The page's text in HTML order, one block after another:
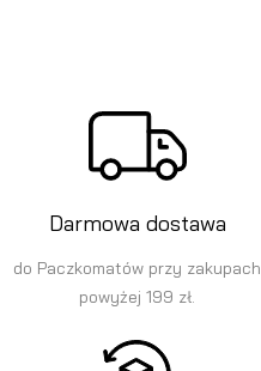
Darmowa dostawa
do Paczkomatów przy zakupach
powyżej 199 zł.